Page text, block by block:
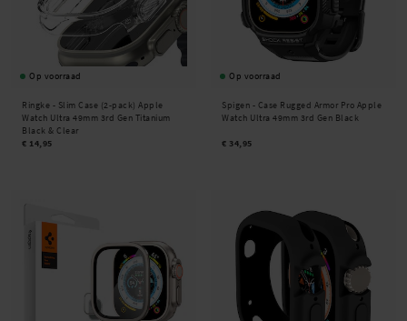
Op voorraad
Ringke - Slim Case (2-pack) Apple
Watch Ultra 49mm 3rd Gen Titanium
Black & Clear
€ 14,95
Op voorraad
Spigen - Case Rugged Armor Pro Apple
Watch Ultra 49mm 3rd Gen Black
€ 34,95